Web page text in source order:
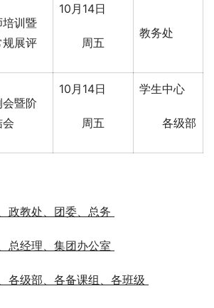
培训暨
展评
10月14日
周五
教务处
暨阶
10月14日
周五
学生中心
各级部
政教处、团委、总务
总经理、集团办公室
各级部、各备课组、各班级